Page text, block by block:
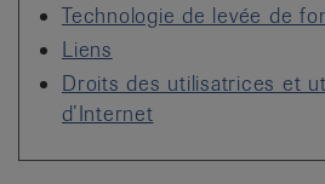
Technologie de levée de
Liens
Droits des utilisatrices et
d’Internet